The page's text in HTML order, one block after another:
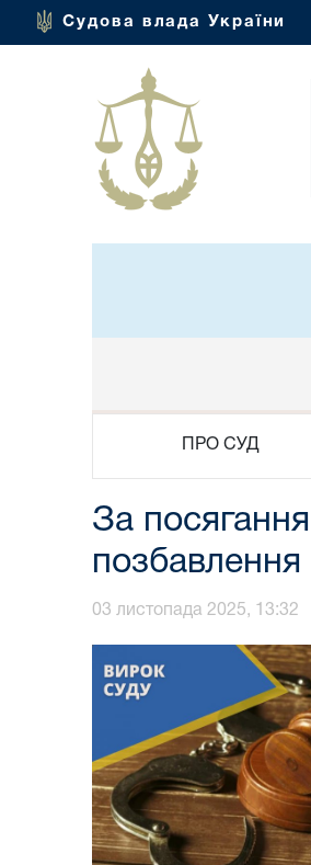
Судова влада України
ПРО СУД
За
позбавлення
03 листопада 2025, 13:32